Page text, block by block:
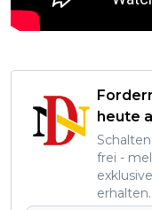
heute
frei -
erhalten.